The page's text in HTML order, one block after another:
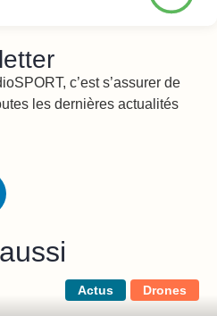
c’est s’assurer de
les dernières actualités
Actus Drones